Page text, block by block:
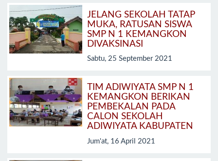
JELANG SEKOLAH TATAP
MUKA, RATUSAN SISWA
SMP N 1 KEMANGKON
DIVAKSINASI
Sabtu, 25 September 2021
TIM ADIWIYATA SMP N 1
KEMANGKON BERIKAN
PEMBEKALAN PADA
CALON SEKOLAH
ADIWIYATA KABUPATEN
Jum'at, 16 April 2021